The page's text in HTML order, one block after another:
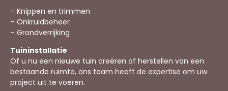
– Knippen en trimmen
– Onkruidbeheer
– Grondverrijking
Tuininstallatie
Of u nu een nieuwe tuin creëren of herstellen van een
bestaande ruimte, ons team heeft de expertise om uw
project uit te voeren.